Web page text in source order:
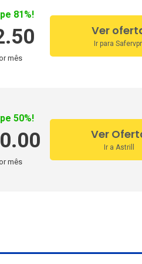
81%!
mês
Ver
Ir para
50%!
mês
Ver
Ir a Astrill